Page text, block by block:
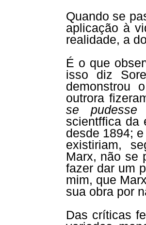
Quando se
aplicação à
realidade, a
É o que
isso diz
demonstrou
outrora
se pudesse
scientffica da
desde 1894;
existiriam,
Marx, não se
fazer dar um
mim, que
sua obra por
Das críticas